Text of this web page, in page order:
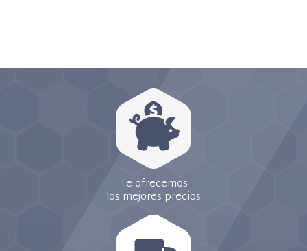
Te ofrecemos
los mejores precios